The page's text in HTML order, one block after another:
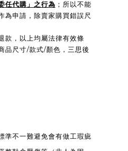
任代購」之行為 ；所以不能
為申請，除賣家購買錯誤尺
款，以上均屬法律有效條
品尺寸/款式/顏色，三思後
準不一難避免會有做工瑕疵